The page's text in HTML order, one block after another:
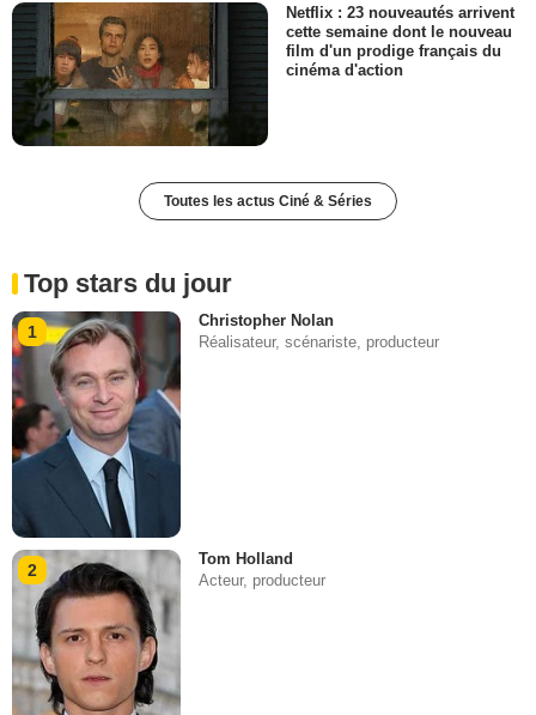
Netflix : 23 nouveautés arrivent
cette semaine dont le nouveau
film d'un prodige français du
cinéma d'action
Toutes les actus Ciné & Séries
Top stars du jour
1
Christopher Nolan
Réalisateur, scénariste, producteur
2
Tom Holland
Acteur, producteur